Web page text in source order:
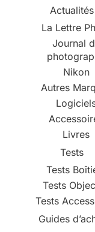
Actualités
La Lettre
Journal
Nikon
Autres
Livres
Tests
Tests
Tests
Tests
Guides